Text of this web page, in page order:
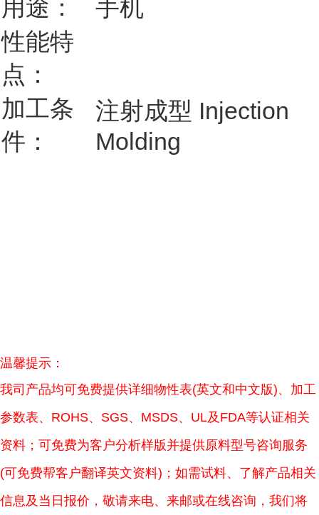
用途：
手机
性能特
点：
加工条
件：
注射成型 Injection
Molding
温馨提示：
我司产品均可免费提供详细物性表(英文和中文版)、加工
参数表、ROHS、SGS、MSDS、UL及FDA等认证相关
资料；可免费为客户分析样版并提供原料型号咨询服务
(可免费帮客户翻译英文资料)；如需试料、了解产品相关
信息及当日报价，敬请来电、来邮或在线咨询，我们将